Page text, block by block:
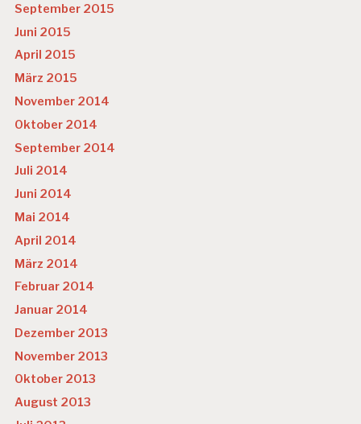
September 2015
Juni 2015
April 2015
März 2015
November 2014
Oktober 2014
September 2014
Juli 2014
Juni 2014
Mai 2014
April 2014
März 2014
Februar 2014
Januar 2014
Dezember 2013
November 2013
Oktober 2013
August 2013